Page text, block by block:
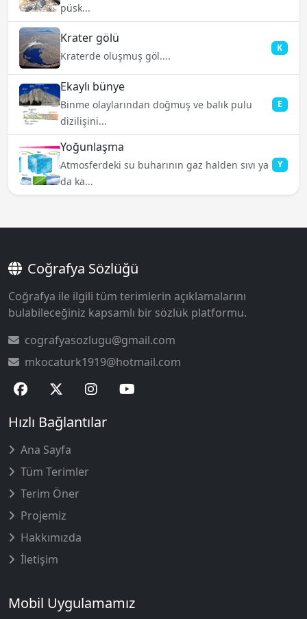
püsk...
Krater gölü
Kraterde oluşmuş göl....
K
Ekaylı bünye
Binme olaylarından doğmuş ve balık pulu
dizilişini...
E
Yoğunlaşma
Atmosferdeki su buharının gaz halden sıvı ya
da ka...
Y
Coğrafya Sözlüğü
Coğrafya ile ilgili tüm terimlerin açıklamalarını
bulabileceğiniz kapsamlı bir sözlük platformu.
cografyasozlugu@gmail.com
mkocaturk1919@hotmail.com
Hızlı Bağlantılar
Ana Sayfa
Tüm Terimler
Terim Öner
Projemiz
Hakkımızda
İletişim
Mobil Uygulamamız